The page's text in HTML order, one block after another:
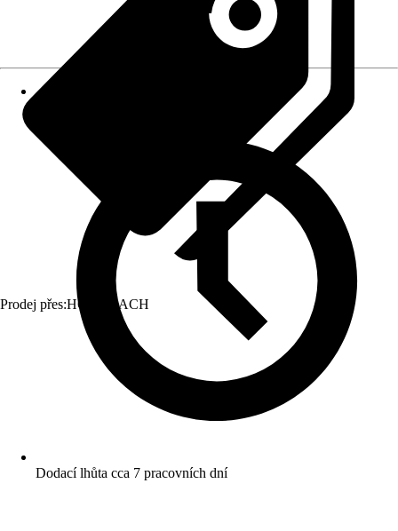
Prodej přes:HORNBACH
Dodací lhůta cca 7 pracovních dní